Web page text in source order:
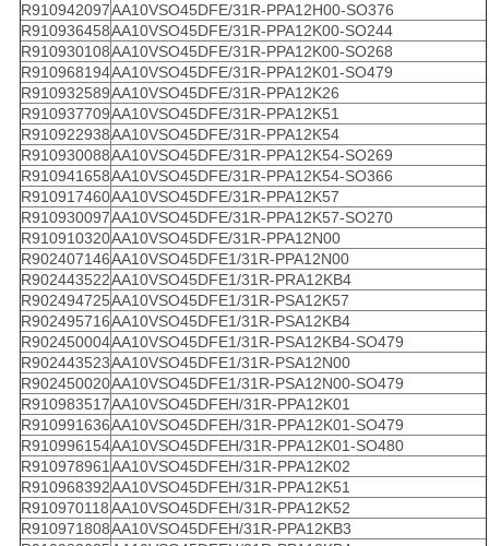
R910942097AA10VSO45DFE/31R-PPA12H00-SO376
R910936458AA10VSO45DFE/31R-PPA12K00-SO244
R910930108AA10VSO45DFE/31R-PPA12K00-SO268
R910968194AA10VSO45DFE/31R-PPA12K01-SO479
R910932589AA10VSO45DFE/31R-PPA12K26
R910937709AA10VSO45DFE/31R-PPA12K51
R910922938AA10VSO45DFE/31R-PPA12K54
R910930088AA10VSO45DFE/31R-PPA12K54-SO269
R910941658AA10VSO45DFE/31R-PPA12K54-SO366
R910917460AA10VSO45DFE/31R-PPA12K57
R910930097AA10VSO45DFE/31R-PPA12K57-SO270
R910910320AA10VSO45DFE/31R-PPA12N00
R902407146AA10VSO45DFE1/31R-PPA12N00
R902443522AA10VSO45DFE1/31R-PRA12KB4
R902494725AA10VSO45DFE1/31R-PSA12K57
R902495716AA10VSO45DFE1/31R-PSA12KB4
R902450004AA10VSO45DFE1/31R-PSA12KB4-SO479
R902443523AA10VSO45DFE1/31R-PSA12N00
R902450020AA10VSO45DFE1/31R-PSA12N00-SO479
R910983517AA10VSO45DFEH/31R-PPA12K01
R910991636AA10VSO45DFEH/31R-PPA12K01-SO479
R910996154AA10VSO45DFEH/31R-PPA12K01-SO480
R910978961AA10VSO45DFEH/31R-PPA12K02
R910968392AA10VSO45DFEH/31R-PPA12K51
R910970118AA10VSO45DFEH/31R-PPA12K52
R910971808AA10VSO45DFEH/31R-PPA12KB3